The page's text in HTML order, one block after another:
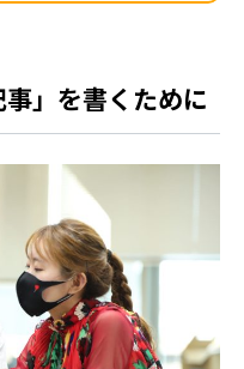
事」を書くために